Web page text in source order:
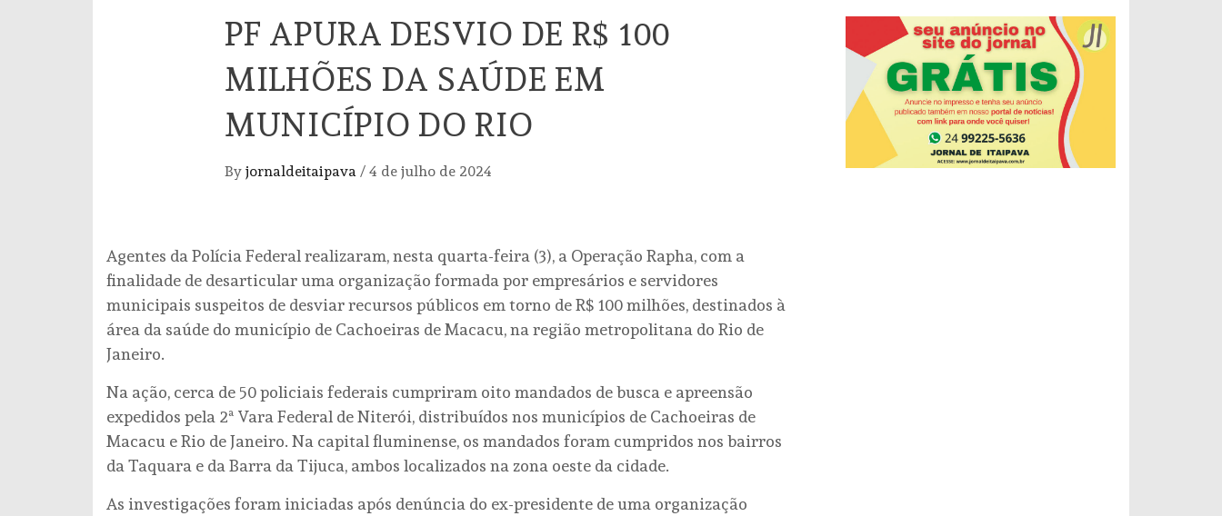
PF APURA DESVIO DE R$ 100
MILHÕES DA SAÚDE EM
MUNICÍPIO DO RIO
By jornaldeitaipava / 4 de julho de 2024
Agentes da Polícia Federal realizaram, nesta quarta-feira (3), a Operação Rapha, com a
finalidade de desarticular uma organização formada por empresários e servidores
municipais suspeitos de desviar recursos públicos em torno de R$ 100 milhões, destinados à
área da saúde do município de Cachoeiras de Macacu, na região metropolitana do Rio de
Janeiro.
Na ação, cerca de 50 policiais federais cumpriram oito mandados de busca e apreensão
expedidos pela 2ª Vara Federal de Niterói, distribuídos nos municípios de Cachoeiras de
Macacu e Rio de Janeiro. Na capital fluminense, os mandados foram cumpridos nos bairros
da Taquara e da Barra da Tijuca, ambos localizados na zona oeste da cidade.
As investigações foram iniciadas após denúncia do ex-presidente de uma organização